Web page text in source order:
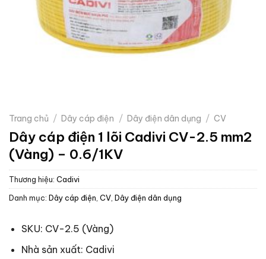
Trang chủ / Dây cáp điện / Dây điện dân dụng / CV
Dây cáp điện 1 lõi Cadivi CV-2.5 mm2
(Vàng) – 0.6/1KV
Thương hiệu: Cadivi
Danh mục: Dây cáp điện CV Dây điện dân dụng
SKU: CV-2.5 (Vàng)
Nhà sản xuất: Cadivi